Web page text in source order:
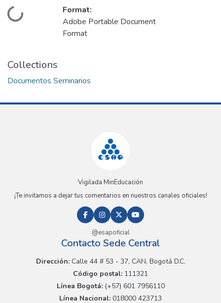
Loading...
Format:
Adobe Portable Document
Format
Collections
Documentos Seminarios
Vigilada MinEducación
¡Te invitamos a dejar tus comentarios en nuestros canales oficiales!
@esapoficial
Contacto Sede Central
Dirección:Calle 44 # 53 - 37, CAN, Bogotá D.C.
Código postal: 111321
Línea Bogotá:(+57) 601 7956110
Línea Nacional: 018000 423713